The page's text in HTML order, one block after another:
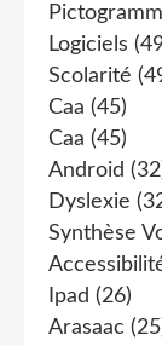
Logiciels
Scolarité
Caa (45)
Caa (45)
Android
Dyslexie
Synthèse
Ipad (26)
Arasaac